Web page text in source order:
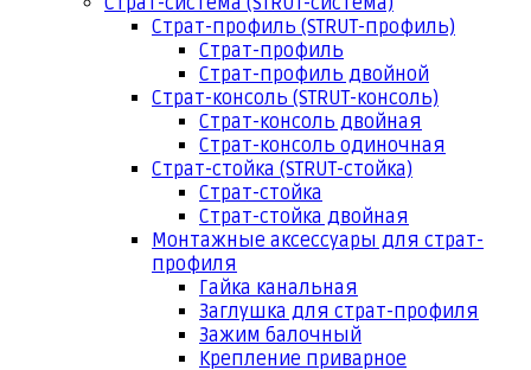
Страт-профиль (STRUT-профиль)
Страт-профиль
Страт-профиль двойной
Страт-консоль (STRUT-консоль)
Страт-консоль двойная
Страт-консоль одиночная
Страт-стойка (STRUT-стойка)
Страт-стойка
Страт-стойка двойная
Монтажные аксессуары для страт-
профиля
Гайка канальная
Заглушка для страт-профиля
Зажим балочный
Крепление приварное